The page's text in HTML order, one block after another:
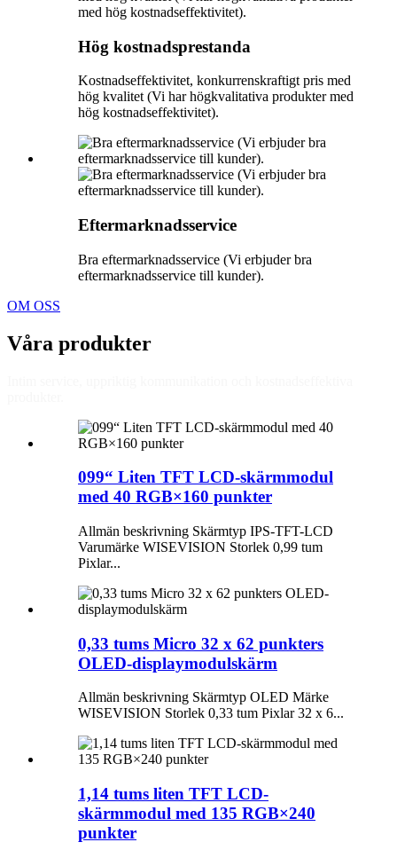
Hög kostnadsprestanda
Kostnadseffektivitet, konkurrenskraftigt pris med
hög kvalitet (Vi har högkvalitativa produkter med
hög kostnadseffektivitet).
Eftermarknadsservice
Bra eftermarknadsservice (Vi erbjuder bra
eftermarknadsservice till kunder).
OM OSS
Våra produkter
099“ Liten TFT LCD-skärmmodul
med 40 RGB×160 punkter
Allmän beskrivning Skärmtyp IPS-TFT-LCD
Varumärke WISEVISION Storlek 0,99 tum
Pixlar...
0,33 tums Micro 32 x 62 punkters
OLED-displaymodulskärm
Allmän beskrivning Skärmtyp OLED Märke
WISEVISION Storlek 0,33 tum Pixlar 32 x 6...
1,14 tums liten TFT LCD-
skärmmodul med 135 RGB×240
punkter